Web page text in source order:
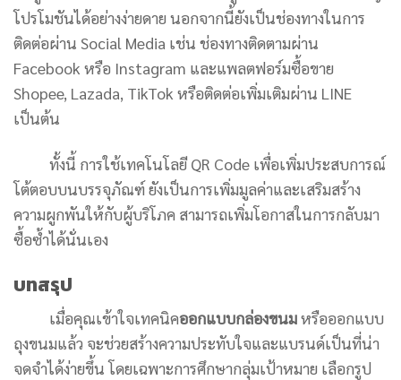
โปรโมชันได้อย่างง่ายดาย นอกจากนี้ยังเป็นช่องทางในการ
ติดต่อผ่าน Social Media เช่น ช่องทางติดตามผ่าน
Facebook หรือ Instagram และแพลตฟอร์มซื้อขาย
Shopee, Lazada, TikTok หรือติดต่อเพิ่มเติมผ่าน LINE
เป็นต้น
ทั้งนี้ การใช้เทคโนโลยี QR Code เพื่อเพิ่มประสบการณ์
โต้ตอบบนบรรจุภัณฑ์ ยังเป็นการเพิ่มมูลค่าและเสริมสร้าง
ความผูกพันให้กับผู้บริโภค สามารถเพิ่มโอกาสในการกลับมา
ซื้อซ้ำได้นั่นเอง
บทสรุป
เมื่อคุณเข้าใจเทคนิคออกแบบกล่องขนมหรือออกแบบ
ถุงขนมแล้ว จะช่วยสร้างความประทับใจและแบรนด์เป็นที่น่า
จดจำได้ง่ายขึ้น โดยเฉพาะการศึกษากลุ่มเป้าหมาย เลือกรูป